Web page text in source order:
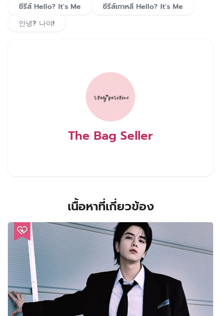
ซีรีส์ Hello? It's Me
ซีรีส์เกาหลี Hello? It's Me
안녕? 나야!
The Bag Seller
เนื้อหาที่เกี่ยวข้อง